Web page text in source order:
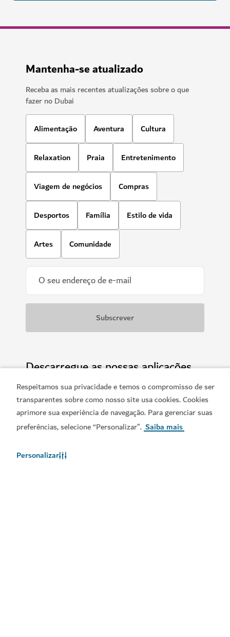
Respeitamos sua privacidade e temos o compromisso de ser
transparentes sobre como nosso site usa cookies. Cookies
aprimore sua experiência de navegação. Para gerenciar suas
preferências, selecione “Personalizar”. Saiba mais
Personalizar
Mantenha-se atualizado
Receba as mais recentes atualizações sobre o que
fazer no Dubai
Alimentação Aventura Cultura
Relaxation Praia Entretenimento
Viagem de negócios Compras
Desportos Família Estilo de vida
Artes Comunidade
Descarregue as nossas aplicações
Obtenha a App Visit
Obtenha o Calendário do
Visit Dubai